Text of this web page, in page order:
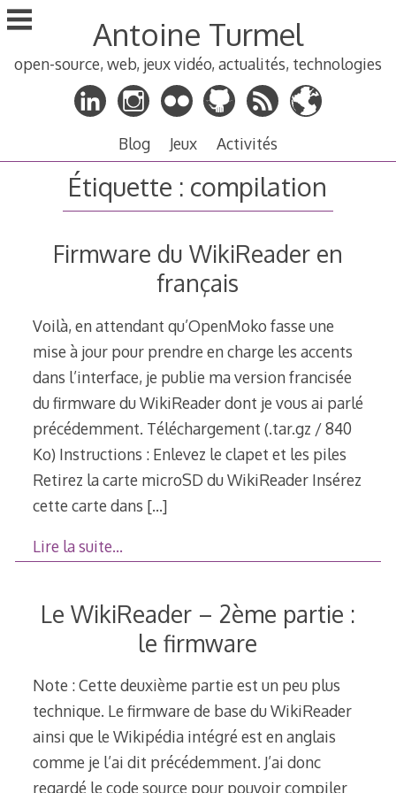
Aller
au
principal
Antoine Turmel
open-source, web, jeux vidéo, actualités, technologies
Blog Jeux Activités
Étiquette : compilation
Firmware du WikiReader en
français
Voilà, en attendant qu’OpenMoko fasse une
mise à jour pour prendre en charge les accents
dans l’interface, je publie ma version francisée
du firmware du WikiReader dont je vous ai parlé
précédemment. Téléchargement (.tar.gz / 840
Ko) Instructions : Enlevez le clapet et les piles
Retirez la carte microSD du WikiReader Insérez
cette carte dans […]
Lire la suite…
Le WikiReader – 2ème partie :
le firmware
Note : Cette deuxième partie est un peu plus
technique. Le firmware de base du WikiReader
ainsi que le Wikipédia intégré est en anglais
comme je l’ai dit précédemment. J’ai donc
regardé le code source pour pouvoir compiler